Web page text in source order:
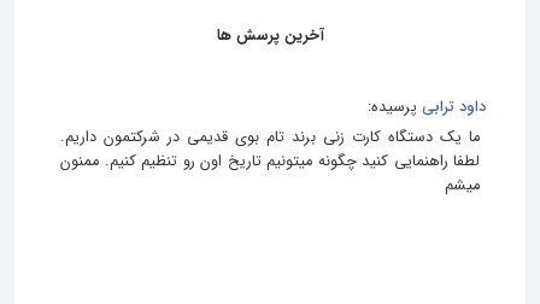
آخرین پرسش ها
داود ترابی پرسیده:
ما یک دستگاه کارت زنی برند تام بوی قدیمی در شرکتمون داریم.
لطفا راهنمایی کنید چگونه میتونیم تاریخ اون رو تنظیم کنیم. ممنون
میشم